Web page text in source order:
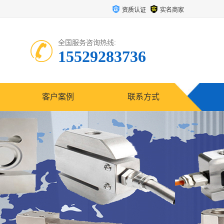
资质认证 实名商家
全国服务咨询热线:
15529283736
客户案例 联系方式